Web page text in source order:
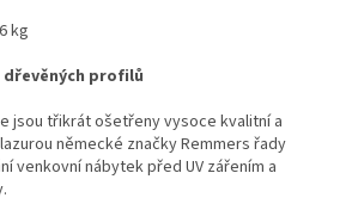
kg
dřevěných profilů
jsou třikrát ošetřeny vysoce kvalitní a
německé značky Remmers řady
venkovní nábytek před UV zářením a